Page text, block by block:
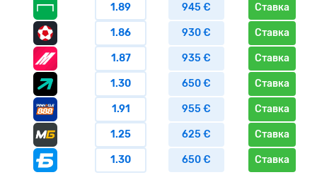
1.89 945 € Ставка
1.86 930 € Ставка
1.87 935 € Ставка
1.30 650 € Ставка
1.91 955 € Ставка
1.25 625 € Ставка
1.30 650 € Ставка